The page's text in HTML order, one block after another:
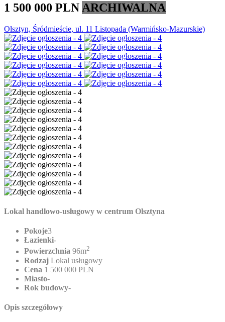
1 500 000 PLN ARCHIWALNA
Olsztyn, Śródmieście, ul. 11 Listopada (Warmińsko-Mazurskie)
Lokal handlowo-usługowy w centrum Olsztyna
Pokoje3
Łazienki-
Powierzchnia 96m2
Rodzaj Lokal usługowy
Cena 1 500 000 PLN
Miasto-
Rok budowy-
Opis szczegółowy